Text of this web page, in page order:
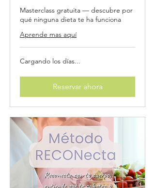
Masterclass gratuita — descubre por
qué ninguna dieta te ha funciona
Aprende mas aquí
Cargando los días...
Reservar ahora